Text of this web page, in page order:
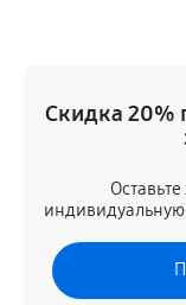
890
Замена
Замена экрана
Скидка 20%
индивидуальную